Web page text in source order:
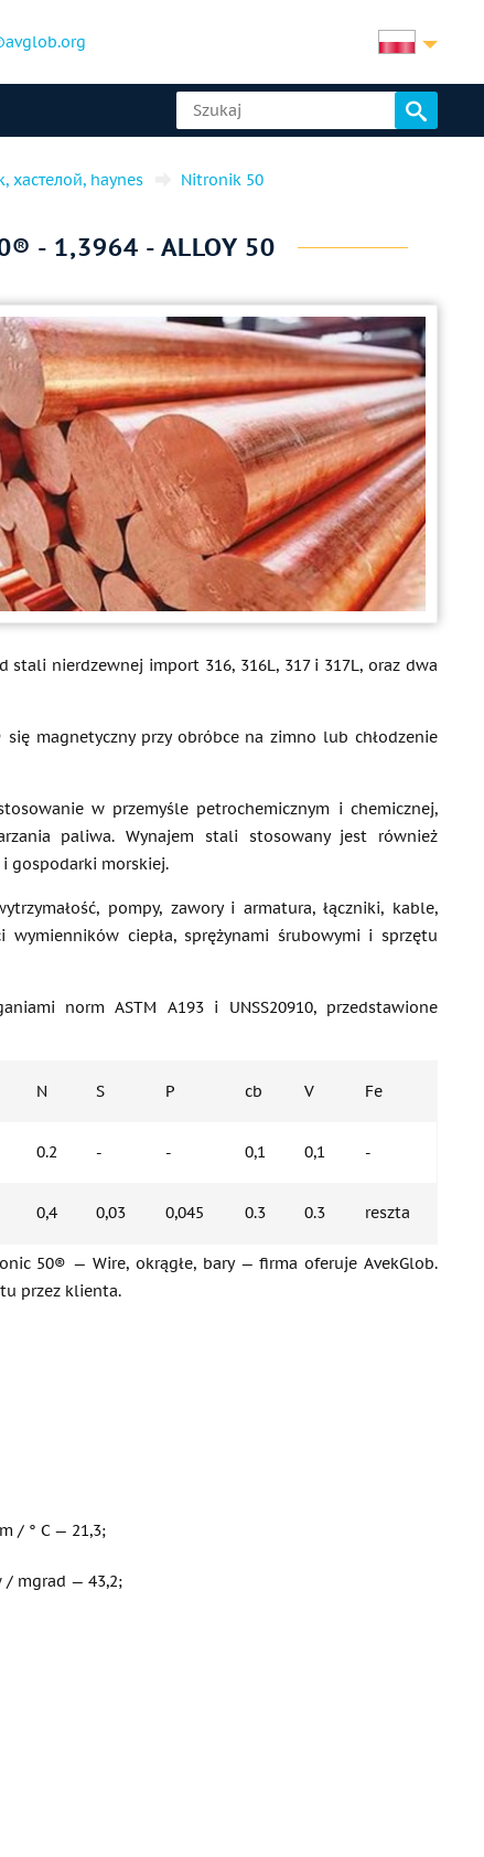
haynes Nitronik 50
- 1,3964 - ALLOY 50
nierdzewnej import 316, 316L, 317 i 317L, oraz dwa
magnetyczny przy obróbce na zimno lub chłodzenie
w przemyśle petrochemicznym i chemicznej,
paliwa. Wynajem stali stosowany jest również
gospodarki morskiej.
pompy, zawory i armatura, łączniki, kable,
wymienników ciepła, sprężynami śrubowymi i sprzętu
norm ASTM A193 i UNSS20910, przedstawione
N S P cb V Fe
0.2 - - 0,1 0,1 -
0,4 0,03 0,045 0.3 0.3 reszta
50® — Wire, okrągłe, bary — firma oferuje AvekGlob.
przez klienta.
/ ° C — 21,3;
/ mgrad — 43,2;